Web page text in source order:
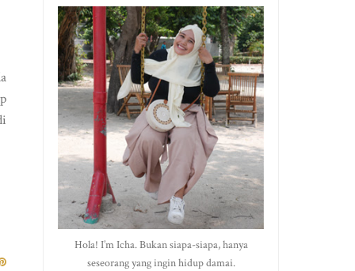
Hola! I’m Icha. Bukan siapa-siapa, hanya
seseorang yang ingin hidup damai.